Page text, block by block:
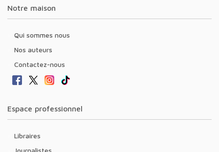
Notre maison
Qui sommes nous
Nos auteurs
Contactez-nous
Espace professionnel
Libraires
Journalistes